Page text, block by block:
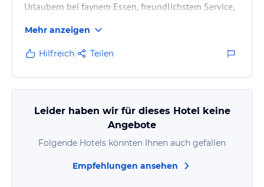
Urlaubern bei faynem Essen, freundlichstem Service,
und mit einem sehr guten Preis-Leistungsverhältnis -
wenn man es kann und will!
Mehr anzeigen
Hilfreich Teilen
Leider haben wir für dieses Hotel keine
Angebote
Folgende Hotels könnten Ihnen auch gefallen
Empfehlungen ansehen